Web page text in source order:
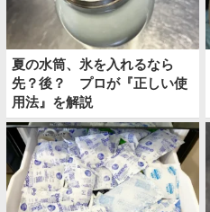
夏の水筒、氷を入れるなら
先？後？ プロが『正しい使
用法』を解説